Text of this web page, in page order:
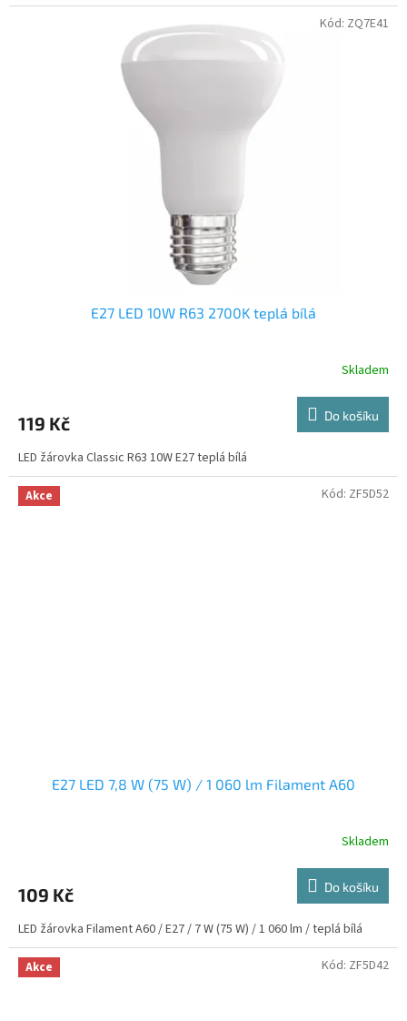
E27 LED 10W R63 2700K teplá bílá
Skladem
119 Kč Do košíku
LED žárovka Classic R63 10W E27 teplá bílá
Kód: ZQ7E41
Akce
E27 LED 7,8 W (75 W) / 1 060 lm Filament A60
Skladem
109 Kč Do košíku
LED žárovka Filament A60 / E27 / 7 W (75 W) / 1 060 lm / teplá bílá
Kód: ZF5D52
Akce Kód: ZF5D42